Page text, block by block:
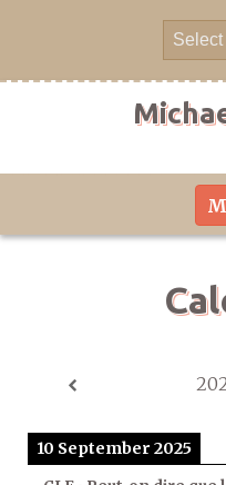
10 September 2025